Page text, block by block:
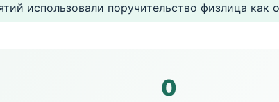
использовали поручительство физлица как
0